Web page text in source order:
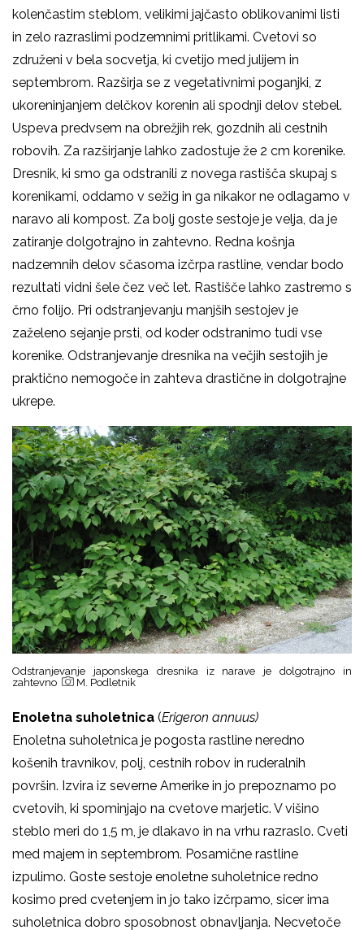
kolenčastim steblom, velikimi jajčasto oblikovanimi listi
in zelo razraslimi podzemnimi pritlikami. Cvetovi so
združeni v bela socvetja, ki cvetijo med julijem in
septembrom. Razširja se z vegetativnimi poganjki, z
ukoreninjanjem delčkov korenin ali spodnji delov stebel.
Uspeva predvsem na obrežjih rek, gozdnih ali cestnih
robovih. Za razširjanje lahko zadostuje že 2 cm korenike.
Dresnik, ki smo ga odstranili z novega rastišča skupaj s
korenikami, oddamo v sežig in ga nikakor ne odlagamo v
naravo ali kompost. Za bolj goste sestoje je velja, da je
zatiranje dolgotrajno in zahtevno. Redna košnja
nadzemnih delov sčasoma izčrpa rastline, vendar bodo
rezultati vidni šele čez več let. Rastišče lahko zastremo s
črno folijo. Pri odstranjevanju manjših sestojev je
zaželeno sejanje prsti, od koder odstranimo tudi vse
korenike. Odstranjevanje dresnika na večjih sestojih je
praktično nemogoče in zahteva drastične in dolgotrajne
ukrepe.
Odstranjevanje japonskega dresnika iz narave je dolgotrajno in
zahtevno
M. Podletnik
Enoletna suholetnica (Erigeron annuus)
Enoletna suholetnica je pogosta rastline neredno
košenih travnikov, polj, cestnih robov in ruderalnih
površin. Izvira iz severne Amerike in jo prepoznamo po
cvetovih, ki spominjajo na cvetove marjetic. V višino
steblo meri do 1,5 m, je dlakavo in na vrhu razraslo. Cveti
med majem in septembrom. Posamične rastline
izpulimo. Goste sestoje enoletne suholetnice redno
kosimo pred cvetenjem in jo tako izčrpamo, sicer ima
suholetnica dobro sposobnost obnavljanja. Necvetoče